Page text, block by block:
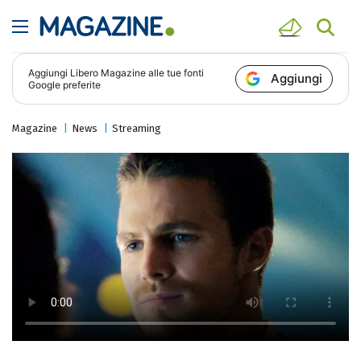
Aggiungi Libero Magazine alle tue fonti
Google preferite
Aggiungi
Magazine News Streaming